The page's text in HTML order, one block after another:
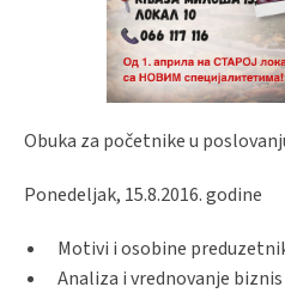
Obuka za početnike u
Ponedeljak, 15.8.2016. godine
Motivi i osobine
Analiza i vrednovanje